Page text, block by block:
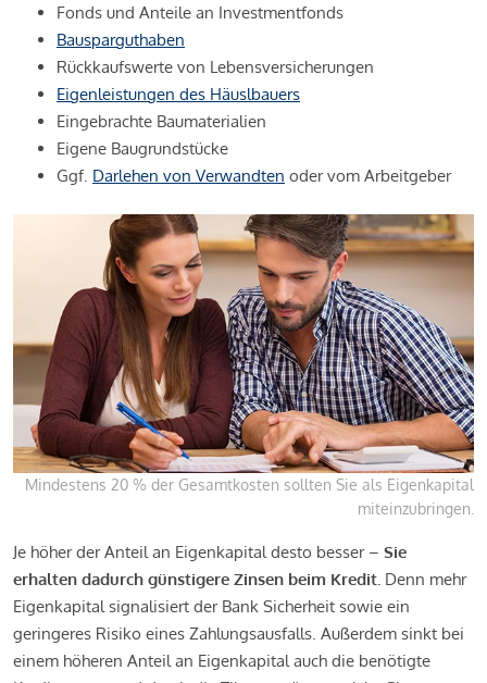
Fonds und Anteile an Investmentfonds
Bausparguthaben
Rückkaufswerte von Lebensversicherungen
Eigenleistungen des Häuslbauers
Eingebrachte Baumaterialien
Eigene Baugrundstücke
Ggf. Darlehen von Verwandten oder vom Arbeitgeber
Mindestens 20 % der Gesamtkosten sollten Sie als Eigenkapital
miteinzubringen.
Je höher der Anteil an Eigenkapital desto besser – Sie
erhalten dadurch günstigere Zinsen beim Kredit. Denn mehr
Eigenkapital signalisiert der Bank Sicherheit sowie ein
geringeres Risiko eines Zahlungsausfalls. Außerdem sinkt bei
einem höheren Anteil an Eigenkapital auch die benötigte